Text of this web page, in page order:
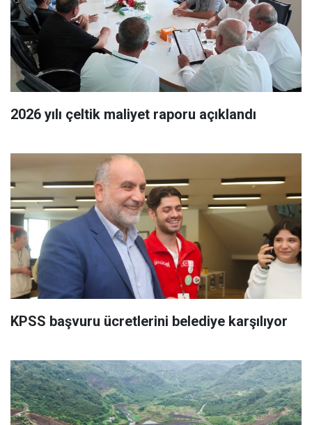
2026 yılı çeltik maliyet raporu açıklandı
KPSS başvuru ücretlerini belediye karşılıyor